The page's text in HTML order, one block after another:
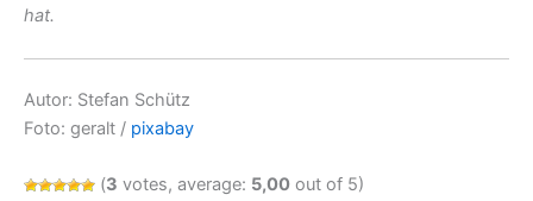
hat.
Autor: Stefan Schütz
Foto: geralt / pixabay
(3 votes, average: 5,00 out of 5)